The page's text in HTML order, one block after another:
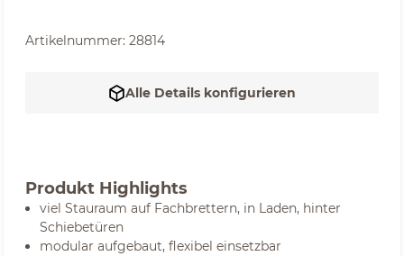
Artikelnummer: 28814
Alle Details konfigurieren
Produkt Highlights
viel Stauraum auf Fachbrettern, in Laden, hinter
Schiebetüren
modular aufgebaut, flexibel einsetzbar